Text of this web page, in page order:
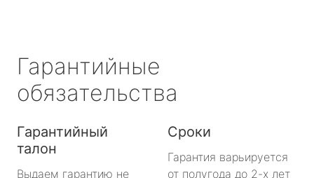
Гарантийные
обязательства
Гарантийный
талон
Выдаем гарантию не
Сроки
Гарантия варьируется
от полугода до 2-х лет